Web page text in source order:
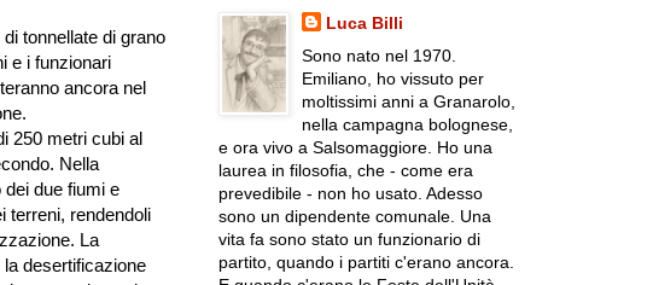
tonnellate di grano
e i funzionari
ancora nel
250 metri cubi al
Nella
due fiumi e
terreni, rendendoli
La
desertificazione
Luca Billi
Sono nato nel 1970.
Emiliano, ho vissuto per
moltissimi anni a Granarolo,
nella campagna bolognese,
e ora vivo a Salsomaggiore. Ho una
laurea in filosofia, che - come era
prevedibile - non ho usato. Adesso
sono un dipendente comunale. Una
vita fa sono stato un funzionario di
partito, quando i partiti c'erano ancora.